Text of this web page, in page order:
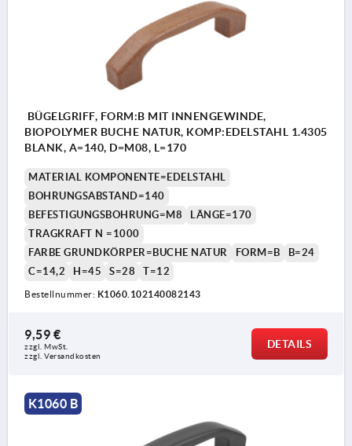
BÜGELGRIFF, FORM:B MIT INNENGEWINDE,
BIOPOLYMER BUCHE NATUR, KOMP:EDELSTAHL 1.4305
BLANK, A=140, D=M08, L=170
MATERIAL KOMPONENTE=EDELSTAHL
BOHRUNGSABSTAND=140
BEFESTIGUNGSBOHRUNG=M8
LÄNGE=170
TRAGKRAFT N =1000
FARBE GRUNDKÖRPER=BUCHE NATUR
FORM=B
B=24
C=14,2
H=45 S=28 T=12
Bestellnummer: K1060.102140082143
9,59 €
zzgl. MwSt.
zzgl. Versandkosten
DETAILS
K1060 B